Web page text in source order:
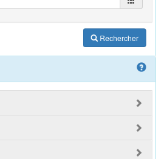
Rechercher